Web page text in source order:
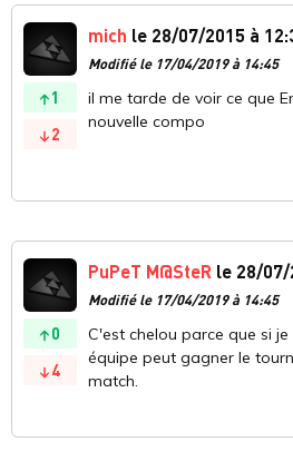
1
2
mich le 28/07/2015 à
Modifié le 17/04/2019 à 14:45
il me tarde de voir ce que
nouvelle compo
0
4
PuPeT M@SteR le 28/07/
Modifié le 17/04/2019 à 14:45
C'est chelou parce que si
équipe peut gagner le
match.